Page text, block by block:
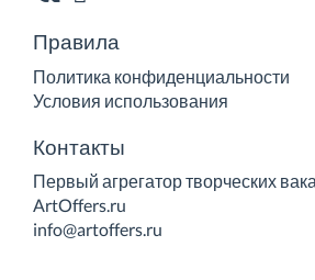
Правила
Политика конфиденциальности
Условия использования
Контакты
Первый агрегатор творческих
ArtOffers.ru
info@artoffers.ru